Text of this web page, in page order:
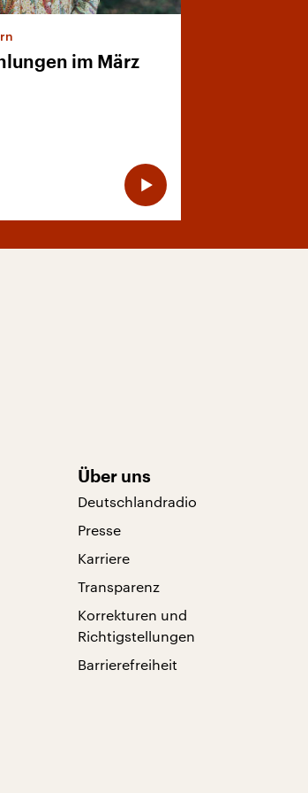
im März
Über uns
Deutschlandradio
Presse
Karriere
Transparenz
Korrekturen und
Richtigstellungen
Barrierefreiheit